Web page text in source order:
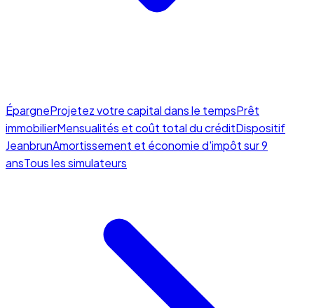
ÉpargneProjetez votre capital dans le tempsPrêt
immobilierMensualités et coût total du créditDispositif
JeanbrunAmortissement et économie d'impôt sur 9
ansTous les simulateurs